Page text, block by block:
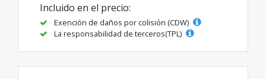
Incluido en el precio:
Exención de daños por colisión (CDW)
La responsabilidad de terceros(TPL)